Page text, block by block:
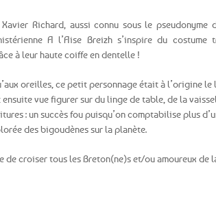
Richard, aussi connu sous le pseudonyme
A l’Aise Breizh s’inspire du costume
à leur haute coiffe en dentelle !
oreilles, ce petit personnage était à l’origine le
ensuite vue figurer sur du linge de table, de la
: un succès fou puisqu’on comptabilise plus
des bigoudènes sur la planète.
de croiser tous les Breton(ne)s et/ou amoureux de